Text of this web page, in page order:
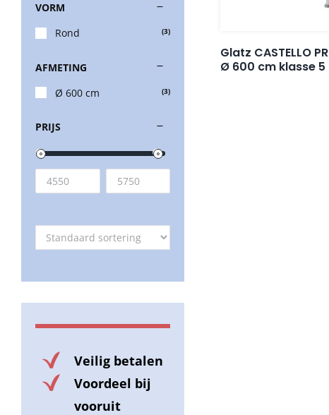
Glatz CASTELLO
Ø 600 cm klasse 5
VORM
Rond
(3)
AFMETING
Ø 600 cm
(3)
PRIJS
Veilig betalen
Voordeel bij
vooruit